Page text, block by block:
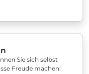
Sie sich selbst
Freude machen!